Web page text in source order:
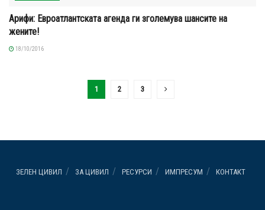
Арифи: Евроатлантската агенда ги зголемува шансите на
жените!
18/10/2016
1 2 3
ЗЕЛЕН ЦИВИЛ ЗА ЦИВИЛ РЕСУРСИ ИМПРЕСУМ КОНТАКТ